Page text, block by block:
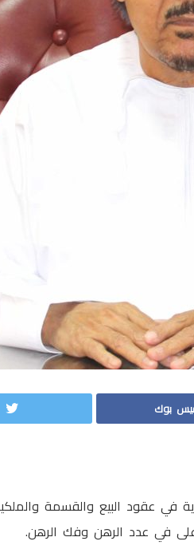
بوك
في عقود البيع والقسمة
في عدد الرهن وفك الرهن.